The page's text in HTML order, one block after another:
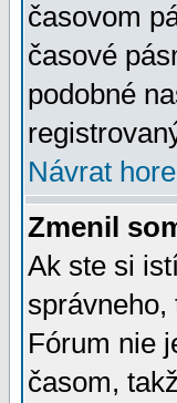
časovom
časové
podobné
Návrat hore
Zmenil
Ak ste si
správneho,
Fórum nie
časom,